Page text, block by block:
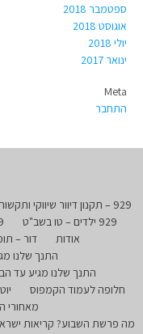
ספטמבר 2018
אוגוסט 2018
יולי 2018
ינואר 2017
Meta
התחבר
929 – תקנון דיוור שיווקי ותקשורת דיגיטלית
929 ילדים – טו בשב"ט
אודות
דור –
התנך שלנו
התנך שלנו מגיע עד
חלופה לעמוד הקמפוס
מאחורי
מה פרשת השבוע? קריאות